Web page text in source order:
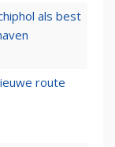
als best
route